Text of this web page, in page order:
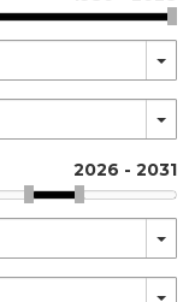
2026 - 2031